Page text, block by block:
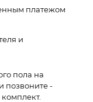
платежом
и
пола на
позвоните -